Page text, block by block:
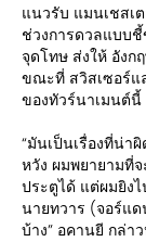
แนวรับ แมนเชสเ
ช่วงการดวลแบบ
จุดโทษ ส่งให้ อังก
ขณะที่ สวิสเซอร์แ
ของทัวร์นาเมนต์นี้
“มันเป็นเรื่องที่น่า
หวัง ผมพยายามที่
ประตูได้ แต่ผมยิง
นายทวาร (จอร์แ
บ้าง” อคานยี กล่า